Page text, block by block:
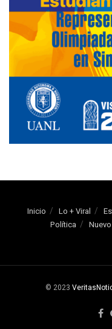
Inicio Lo + Viral
Política
© 2023